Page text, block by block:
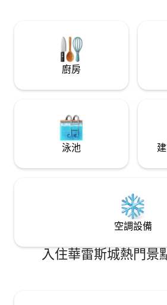
一個絕佳的選擇。
廚房
泳池
空調設備
入住華雷斯城熱門景